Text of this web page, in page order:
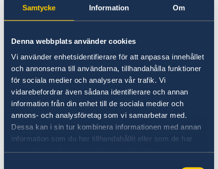
Samtycke Information Om
Denna webbplats använder cookies
Vi använder enhetsidentifierare för att anpassa innehållet
och annonserna till användarna, tillhandahålla funktioner
för sociala medier och analysera vår trafik. Vi
vidarebefordrar även sådana identifierare och annan
information från din enhet till de sociala medier och
annons- och analysföretag som vi samarbetar med.
Dessa kan i sin tur kombinera informationen med annan
information som du har tillhandahållit eller som de har
samlat in när du har använt deras tjänster.
country.
served at
VFS Global Visa Application Centre Nicosia
Bookings are made online:
book an appointment
Practical information for visa applicants can be
found on Embassy of Finland's homepage.